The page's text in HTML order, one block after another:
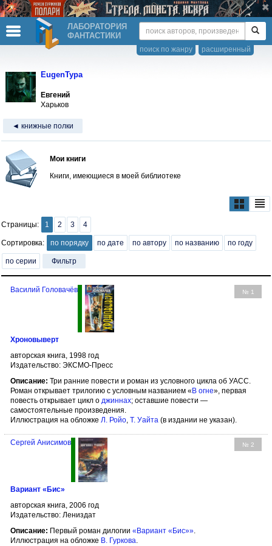
ЛАБОРАТОРИЯ
ФАНТАСТИКИ
расширенный
поиск по жанру
EugenTypa
Евгений
Харьков
◄ книжные полки
Мои книги
Книги, имеющиеся в моей библиотеке
Страницы: 1 2 3 4
Сортировка: по порядку по дате по автору по названию по году
по серии Фильтр
№ 1
Василий Головачёв
Хроновыверт
авторская книга, 1998 год
Издательство: ЭКСМО-Пресс
Описание: Три ранние повести и роман из условного цикла об УАСС.
Роман открывает трилогию с условным названием «В огне», первая
повесть открывает цикл о джиннах; оставшие повести —
самостоятельные произведения.
Иллюстрация на обложке Л. Ройо Т. Уайта (в издании не указан).
№ 2
Сергей Анисимов
Вариант «Бис»
авторская книга, 2006 год
Издательство: Лениздат
Описание: Первый роман дилогии «Вариант «Бис»».
Иллюстрация на обложке В. Гуркова.